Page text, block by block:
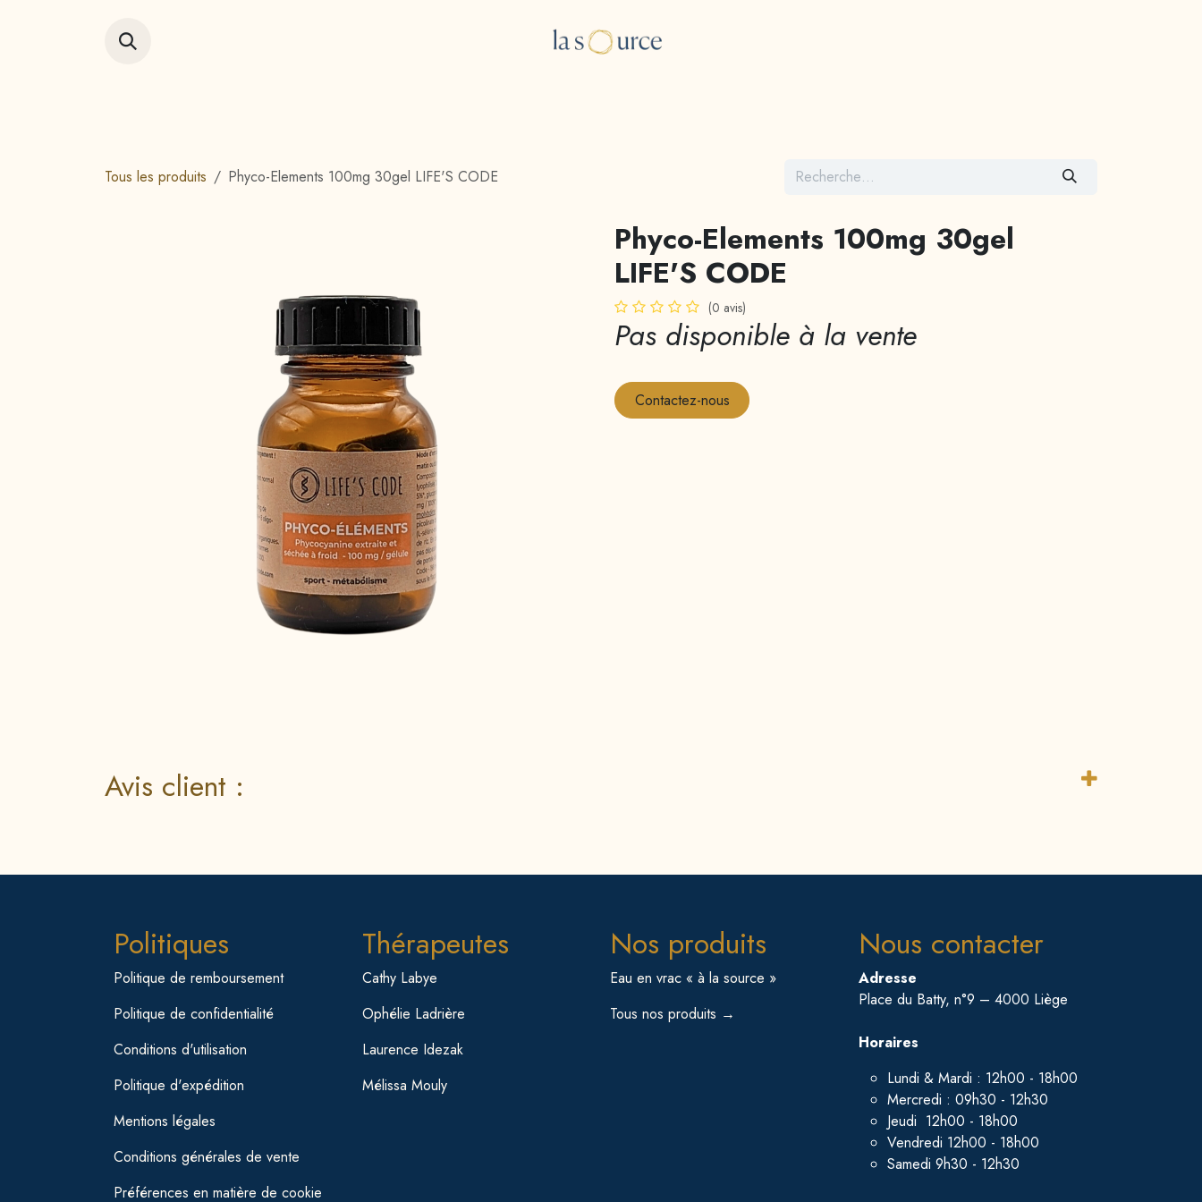
Tous les produits Phyco-Elements 100mg 30gel LIFE'S CODE
Phyco-Elements 100mg 30gel
LIFE'S CODE
(0 avis)
Pas disponible à la vente
Contactez-nous
Avis client :
Nous contacter
Adresse
Place du Batty, n°9 – 4000 Liège
Horaires
Lundi & Mardi : 12h00 - 18h00
Mercredi : 09h30 - 12h30
Jeudi 12h00 - 18h00
Vendredi 12h00 - 18h00
Samedi 9h30 - 12h30
Nos produits
Eau en vrac « à la source »
Tous nos produits →
Thérapeutes
Cathy Labye
Ophélie Ladrière
Laurence Idezak
Mélissa Mouly
Politiques
Politique de remboursement
Politique de confidentialité
Conditions d'utilisation
Politique d'expédition
Mentions légales
Conditions générales de vente
Préférences en matière de cookie